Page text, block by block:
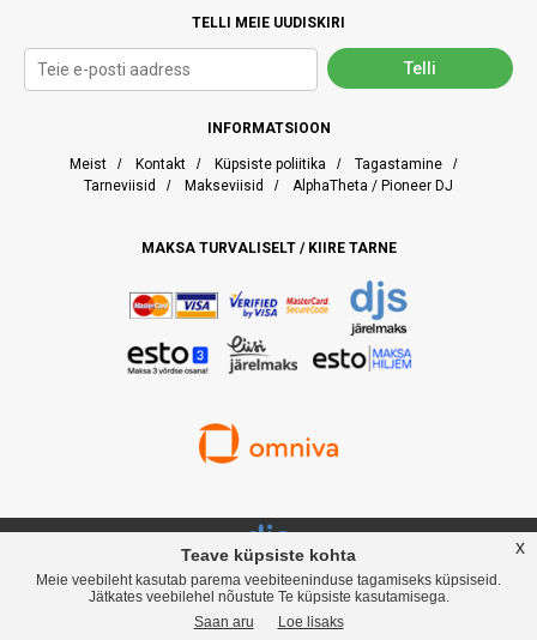
TELLI MEIE UUDISKIRI
INFORMATSIOON
Meist / Kontakt / Küpsiste poliitika / Tagastamine /
Tarneviisid
/ Makseviisid / AlphaTheta / Pioneer DJ
MAKSA TURVALISELT / KIIRE TARNE
djservice.ee, Rävala puiestee 19, Tallinn, Telefon +372 537 358 82
www.djservice.ee, Email: info@djservice.ee
Teave küpsiste kohta
Meie veebileht kasutab parema veebiteeninduse tagamiseks küpsiseid.
Jätkates veebilehel nõustute Te küpsiste kasutamisega.
Saan aru
Loe lisaks
x